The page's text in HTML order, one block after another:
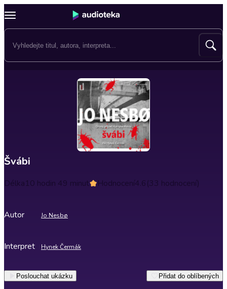
Švábi
Délka10 hodin 49 minut Hodnocení4.6(33 hodnocení)
Autor Jo Nesbø
Interpret Hynek Čermák
Poslouchat ukázku Přidat do oblíbených